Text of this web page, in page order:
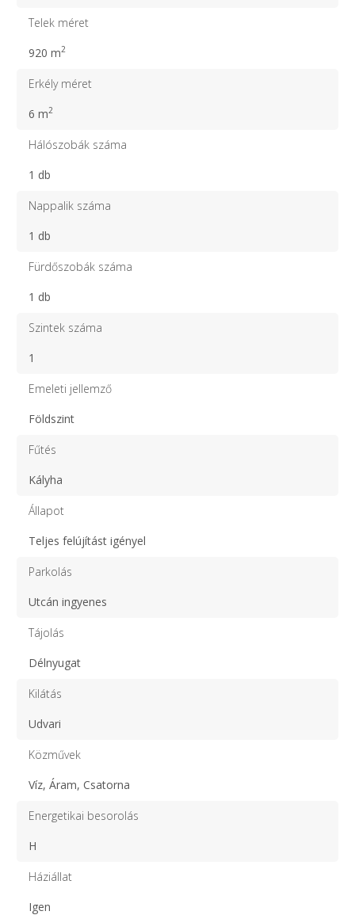
Telek méret
920 m2
Erkély méret
6 m2
Hálószobák száma
1 db
Nappalik száma
1 db
Fürdőszobák száma
1 db
Szintek száma
1
Emeleti jellemző
Földszint
Fűtés
Kályha
Állapot
Teljes felújítást igényel
Parkolás
Utcán ingyenes
Tájolás
Délnyugat
Kilátás
Udvari
Közművek
Víz, Áram, Csatorna
Energetikai besorolás
H
Háziállat
Igen